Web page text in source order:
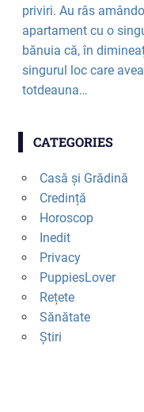
priviri. Au râs
apartament cu o
bănuia că, în
singurul loc care
totdeauna…
CATEGORIES
Casă și Grădină
Credință
Horoscop
Inedit
Privacy
PuppiesLover
Rețete
Sănătate
Știri